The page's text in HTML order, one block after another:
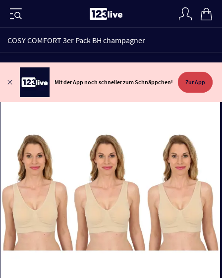
COSY COMFORT 3er Pack BH champagner
Mit der App noch schneller zum Schnäppchen! Zur App